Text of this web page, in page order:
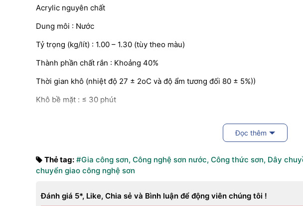
Acrylic nguyên chất
Dung môi : Nước
Tỷ trọng (kg/lít) : 1.00 – 1.30 (tùy theo màu)
Thành phần chất rắn : Khoảng 40%
Thời gian khô (nhiệt độ 27 ± 2oC và độ ẩm tương đối 80 ± 5%))
Khô bề mặt : ≤ 30 phút
Độ dày màng sơn khô đề nghị : 50 – 80 microns
Thời gian chờ giữa 2 lần phủ: 6 giờ (tối thiểu), 2 ngày (tối đa)
Độ phủ lý thuyết : 5 – 8m2/lít cho độ dày màng sơn 50 – 80micron
Đọc thêm
Thẻ tag: #Gia công sơn, Công nghệ sơn nước, Công thức sơn, Dây
chuyển giao công nghệ sơn
Đánh giá 5*, Like, Chia sẻ và Bình luận để động viên chúng tôi !